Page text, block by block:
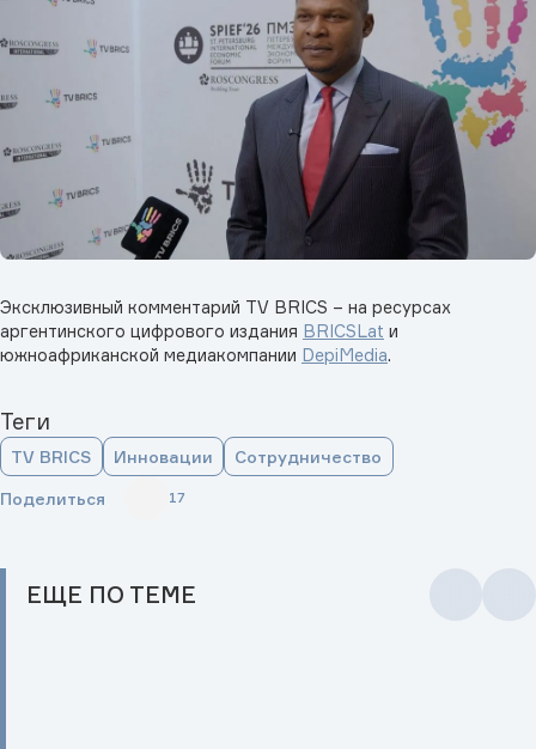
Эксклюзивный комментарий TV BRICS – на ресурсах
аргентинского цифрового издания BRICSLat и
южноафриканской медиакомпании DepiMedia.
Теги
TV BRICS Инновации Сотрудничество
Поделиться 17
ЕЩЕ ПО ТЕМЕ